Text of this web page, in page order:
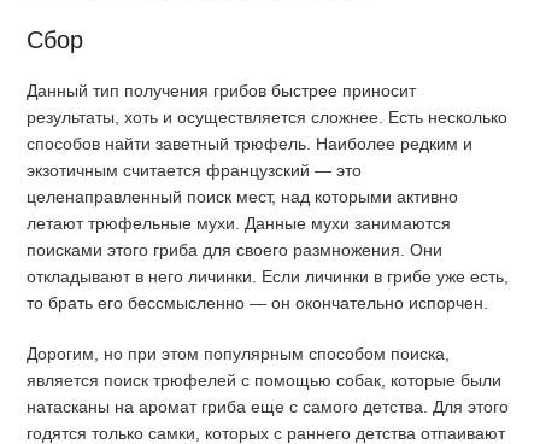
Сбор
Данный тип получения грибов быстрее приносит
результаты, хоть и осуществляется сложнее. Есть несколько
способов найти заветный трюфель. Наиболее редким и
экзотичным считается французский — это
целенаправленный поиск мест, над которыми активно
летают трюфельные мухи. Данные мухи занимаются
поисками этого гриба для своего размножения. Они
откладывают в него личинки. Если личинки в грибе уже есть,
то брать его бессмысленно — он окончательно испорчен.
Дорогим, но при этом популярным способом поиска,
является поиск трюфелей с помощью собак, которые были
натасканы на аромат гриба еще с самого детства. Для этого
годятся только самки, которых с раннего детства отпаивают